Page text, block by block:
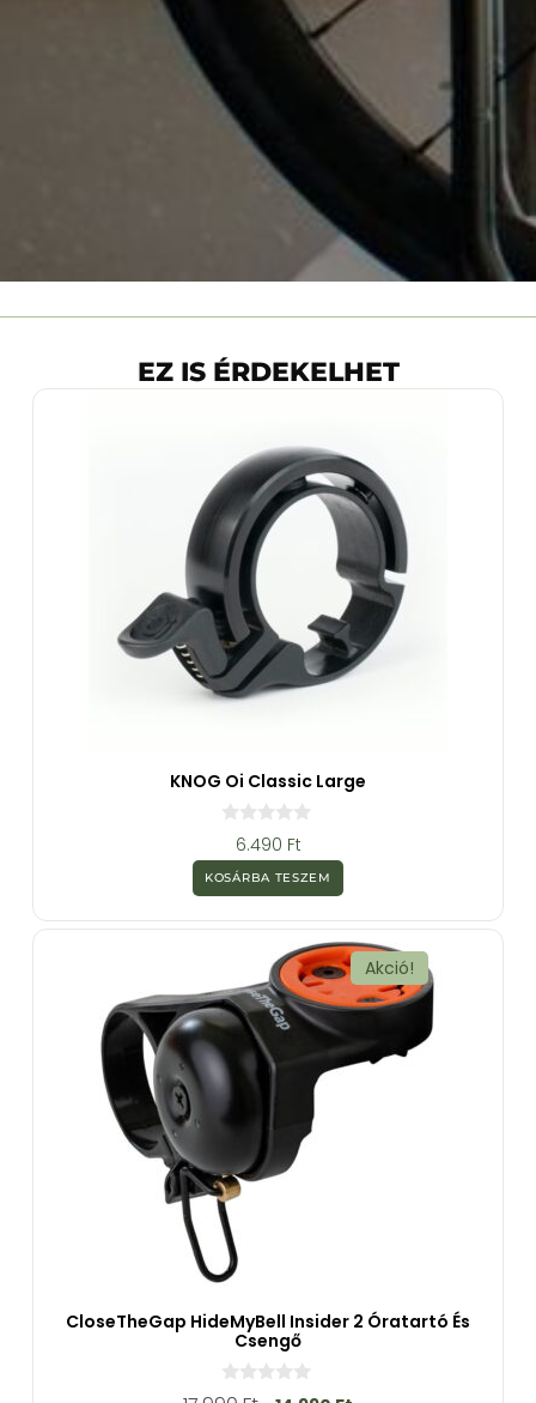
EZ IS ÉRDEKELHET
KNOG Oi Classic Large
z
5
b
6.490 Ft
KOSÁRBA TESZEM
Akció!
CloseTheGap HideMyBell Insider 2 Óratartó És
Csengő
0